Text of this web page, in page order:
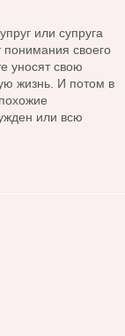
или супруга
понимания своего
уносят свою
жизнь. И потом в
или всю